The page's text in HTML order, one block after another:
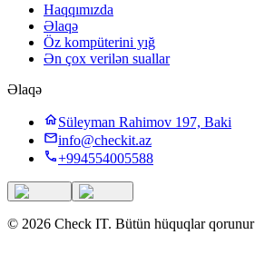
Haqqımızda
Əlaqə
Öz kompüterini yığ
Ən çox verilən suallar
Əlaqə
Süleyman Rahimov 197, Baki
info@checkit.az
+994554005588
© 2026 Check IT. Bütün hüquqlar qorunur